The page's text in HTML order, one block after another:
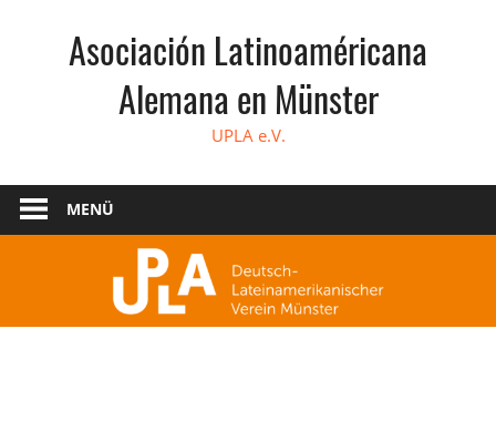
Asociación Latinoaméricana
Alemana en Münster
UPLA e.V.
MENÜ